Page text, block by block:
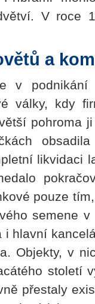
V roce
a
v
války, kdy
pohroma
likvidaci
pouze
semene
i hlavní
Objekty, v
století
přestaly